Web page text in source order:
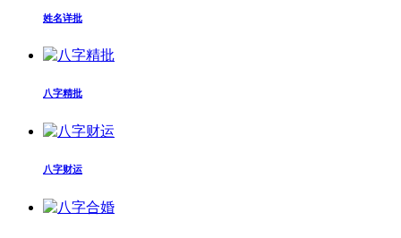
姓名详批
八字精批
八字财运